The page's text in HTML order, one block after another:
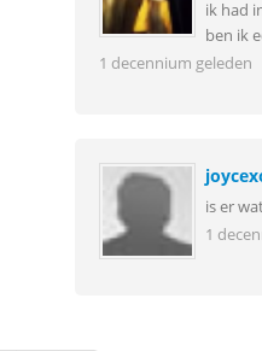
ik had
ben ik
1 decennium geleden
is er
1